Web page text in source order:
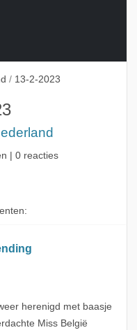
/ 13-2-2023
| 0 reacties
herenigd met baasje
Miss België